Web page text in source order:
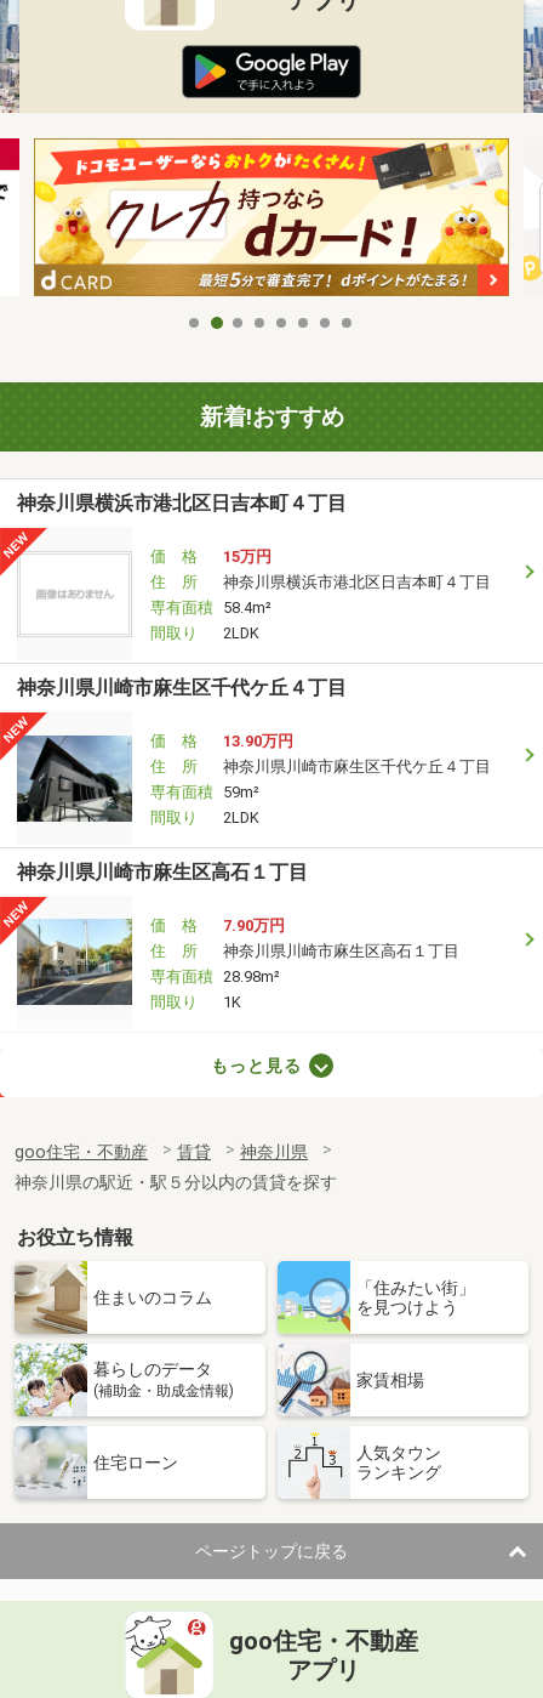
新着!おすすめ
神奈川県横浜市港北区日吉本町４丁目
価 格
15万円
住 所
神奈川県横浜市港北区日吉本町４丁目
専有面積 58.4m²
間取り
2LDK
神奈川県川崎市麻生区千代ケ丘４丁目
価 格
13.90万円
住 所
神奈川県川崎市麻生区千代ケ丘４丁目
専有面積 59m²
間取り
2LDK
神奈川県川崎市麻生区高石１丁目
価 格
7.90万円
住 所
神奈川県川崎市麻生区高石１丁目
専有面積 28.98m²
間取り
1K
神奈川県座間市ひばりが丘１丁目
専有面積
40.14m²
間取り
1LDK
神奈川県横浜市鶴見区鶴見中央３
価 格
6.50万円
神奈川県横浜市鶴見区鶴見中央３
専有面積 21.93m²
間取り
神奈川県横浜市港北区高田西１
13.20万円
住 所
神奈川県横浜市港北区高田西１
専有面積 47.94m²
間取り
1LDK
神奈川県横浜市鶴見区岸谷４
価 格
住 所
神奈川県横浜市鶴見区岸谷４
もっと見る
goo住宅・不動産 賃貸
神奈川県
神奈川県の駅近・駅５分以内の賃貸を探す
お役立ち情報
住まいのコラム
「住みたい街」
を見つけよう
暮らしのデータ
(補助金・助成金情報)
家賃相場
住宅ローン
人気タウン
ランキング
ページトップに戻る
goo住宅・不動産
アプリ